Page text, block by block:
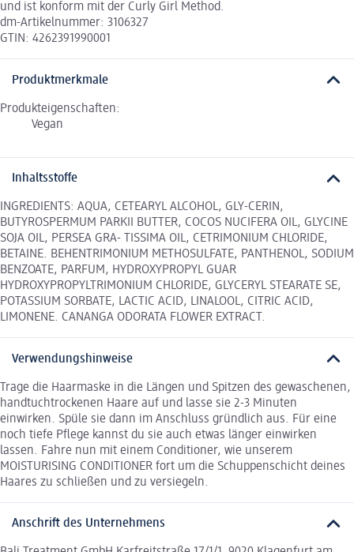
und ist konform mit der Curly Girl Method.
dm-Artikelnummer: 3106327
GTIN: 4262391990001
Produktmerkmale
Produkteigenschaften:
Vegan
Inhaltsstoffe
INGREDIENTS: AQUA, CETEARYL ALCOHOL, GLY-CERIN,
BUTYROSPERMUM PARKII BUTTER, COCOS NUCIFERA OIL, GLYCINE
SOJA OIL, PERSEA GRA- TISSIMA OIL, CETRIMONIUM CHLORIDE,
BETAINE. BEHENTRIMONIUM METHOSULFATE, PANTHENOL, SODIUM
BENZOATE, PARFUM, HYDROXYPROPYL GUAR
HYDROXYPROPYLTRIMONIUM CHLORIDE, GLYCERYL STEARATE SE,
POTASSIUM SORBATE, LACTIC ACID, LINALOOL, CITRIC ACID,
LIMONENE. CANANGA ODORATA FLOWER EXTRACT.
Verwendungshinweise
Trage die Haarmaske in die Längen und Spitzen des gewaschenen,
handtuchtrockenen Haare auf und lasse sie 2-3 Minuten
einwirken. Spüle sie dann im Anschluss gründlich aus. Für eine
noch tiefe Pflege kannst du sie auch etwas länger einwirken
lassen. Fahre nun mit einem Conditioner, wie unserem
MOISTURISING CONDITIONER fort um die Schuppenschicht deines
Haares zu schließen und zu versiegeln.
Anschrift des Unternehmens